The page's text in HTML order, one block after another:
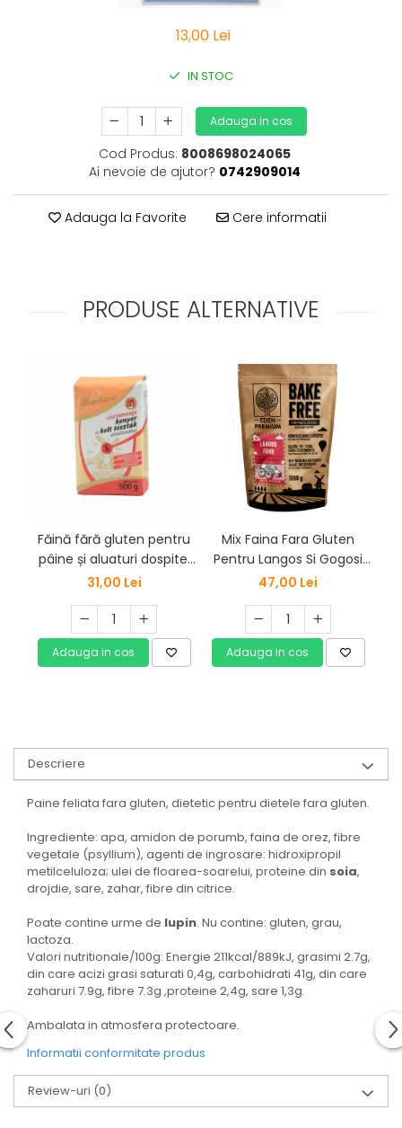
13,00 Lei
IN STOC
Adauga in cos
Cod Produs: 8008698024065
Ai nevoie de ajutor? 0742909014
Adauga la Favorite Cere informatii
PRODUSE ALTERNATIVE
Făină fără gluten pentru
pâine și aluaturi dospite,
1kg, Barbara
31,00 Lei
Adauga in cos
Mix Faina Fara Gluten
Pentru Langos Si Gogosi
1kg Bake Free Eden
47,00 Lei
Adauga in cos
Descriere
Paine feliata fara gluten, dietetic pentru dietele fara gluten.
Ingrediente: apa, amidon de porumb, faina de orez, fibre
vegetale (psyllium), agenti de ingrosare: hidroxipropil
metilceluloza; ulei de floarea-soarelui, proteine din soia,
drojdie, sare, zahar, fibre din citrice.
Poate contine urme de lupin. Nu contine: gluten, grau,
lactoza.
Valori nutritionale/100g: Energie 211kcal/889kJ, grasimi 2.7g,
din care acizi grasi saturati 0,4g, carbohidrati 41g, din care
zaharuri 7.9g, fibre 7.3g ,proteine 2,4g, sare 1,3g.
Ambalata in atmosfera protectoare.
Informatii conformitate produs
Review-uri (0)